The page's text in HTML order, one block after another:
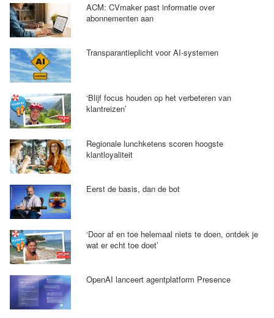
ACM: CVmaker past informatie over
abonnementen aan
Transparantieplicht voor AI-systemen
‘Blijf focus houden op het verbeteren van
klantreizen’
Regionale lunchketens scoren hoogste
klantloyaliteit
Eerst de basis, dan de bot
‘Door af en toe helemaal niets te doen, ontdek je
wat er echt toe doet’
OpenAI lanceert agentplatform Presence